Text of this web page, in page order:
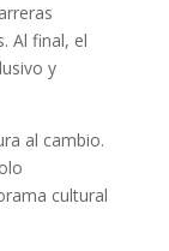
Al final, el
y
al cambio.
cultural